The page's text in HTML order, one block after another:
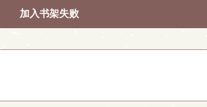
加入书架失败